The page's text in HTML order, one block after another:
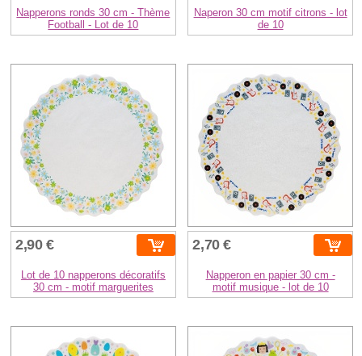
Napperons ronds 30 cm - Thème
Football - Lot de 10
Naperon 30 cm motif citrons - lot
de 10
2,90 €
Lot de 10 napperons décoratifs
30 cm - motif marguerites
2,70 €
Napperon en papier 30 cm -
motif musique - lot de 10